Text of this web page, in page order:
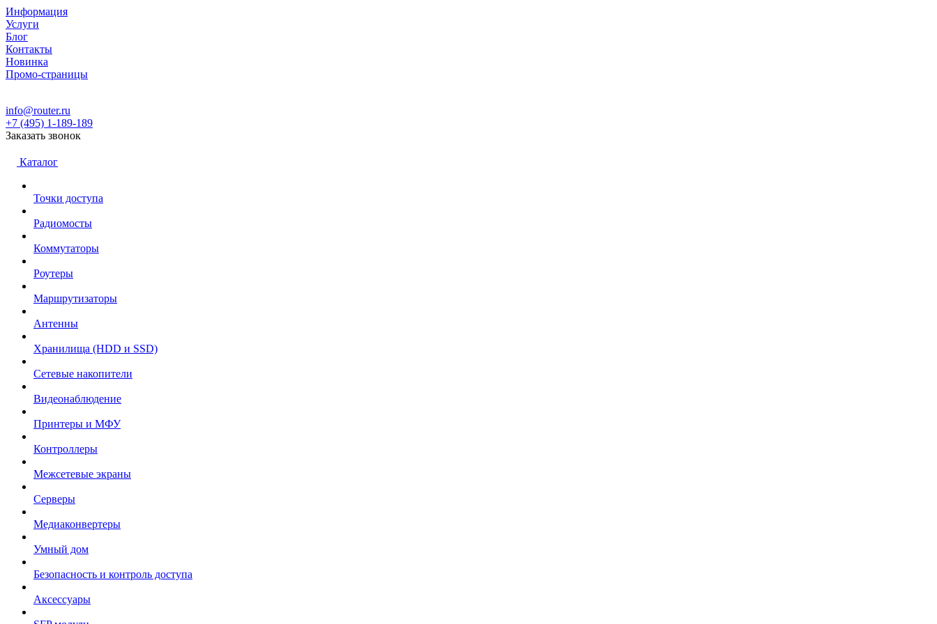
Информация
Услуги
Блог
Контакты
Новинка
Промо-страницы
info@router.ru
+7 (495) 1-189-189
Заказать звонок
Каталог
Точки доступа
Радиомосты
Коммутаторы
Роутеры
Маршрутизаторы
Антенны
Хранилища (HDD и SSD)
Сетевые накопители
Видеонаблюдение
Принтеры и МФУ
Контроллеры
Межсетевые экраны
Серверы
Медиаконвертеры
Умный дом
Безопасность и контроль доступа
Аксессуары